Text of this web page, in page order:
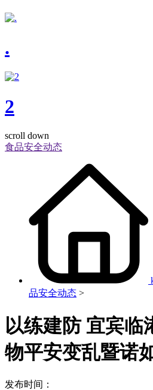
.
2
scroll down
食品安全动态
品安全动态 >
以练建防 宜宾临
物平安变乱暨诺
发布时间：